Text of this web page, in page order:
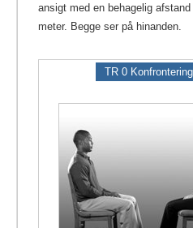
ansigt med en behagelig
meter. Begge ser på hinanden.
TR 0 Konfrontering